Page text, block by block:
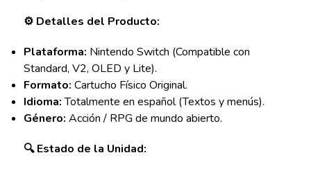
⚙️ Detalles del Producto:
Plataforma: Nintendo Switch (Compatible con
Standard, V2, OLED y Lite).
Formato: Cartucho Físico Original.
Idioma:Totalmente en español (Textos y menús).
Género: Acción / RPG de mundo abierto.
🔍 Estado de la Unidad: